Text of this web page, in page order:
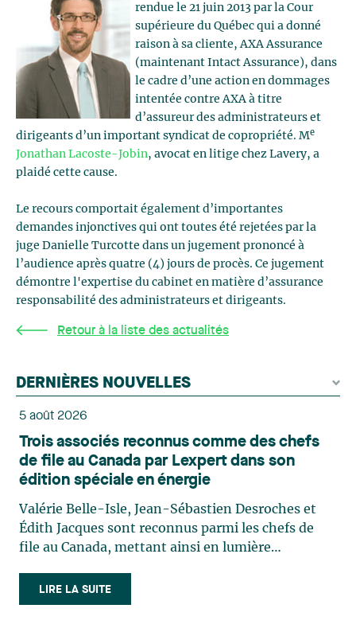
rendue le 21 juin 2013 par la Cour
supérieure du Québec qui a donné
raison à sa cliente, AXA Assurance
(maintenant Intact Assurance), dans
le cadre d’une action en dommages
intentée contre AXA à titre
d’assureur des administrateurs et
dirigeants d’un important syndicat de copropriété. Me
Jonathan Lacoste-Jobin, avocat en litige chez Lavery, a
plaidé cette cause.
Le recours comportait également d’importantes
demandes injonctives qui ont toutes été rejetées par la
juge Danielle Turcotte dans un jugement prononcé à
l’audience après quatre (4) jours de procès. Ce jugement
démontre l'expertise du cabinet en matière d’assurance
responsabilité des administrateurs et dirigeants.
Retour à la liste des actualités
DERNIÈRES NOUVELLES
5 août 2026
Trois associés reconnus comme des chefs
de file au Canada par Lexpert dans son
édition spéciale en énergie
Valérie Belle-Isle, Jean-Sébastien Desroches et
Édith Jacques sont reconnus parmi les chefs de
file au Canada, mettant ainsi en lumière
le domaine du droit des technologies. Valérie
Belle-Isle est associée au sein du groupe de droit
LIRE LA SUITE